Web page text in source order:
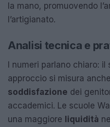
la mano, promuovendo
l’artigianato.
Analisi tecnica e
I numeri parlano chiaro:
approccio si misura
soddisfazione dei
accademici. Le scuole
una maggiore liquidità